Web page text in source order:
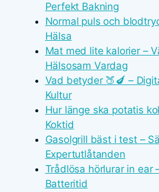
Perfekt Bakning
Normal puls och
Hälsa
Mat med lite kalorier –
Hälsosam Vardag
Vad betyder 🍑🍆 –
Kultur
Hur länge ska potatis
Koktid
Gasolgrill bäst i test –
Expertutlåtanden
Trådlösa hörlurar in ear
Batteritid